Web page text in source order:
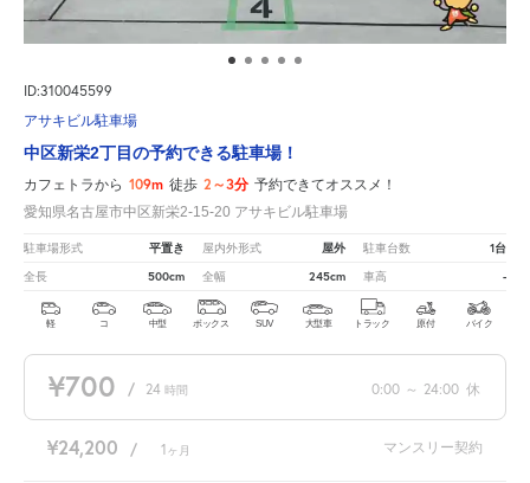
ID:310045599
アサキビル駐車場
中区新栄2丁目の予約できる駐車場！
カフェトラから 109m 徒歩 2～3分 予約できてオススメ！
愛知県名古屋市中区新栄2-15-20 アサキビル駐車場
駐車場形式 平置き 屋内外形式 屋外 駐車台数 1台
全長 500cm 全幅 245cm 車高 -
軽 コ 中型 ボックス SUV 大型車 トラック 原付 バイク
¥700 / 24 時間 0:00 ～ 24:00 休
¥24,200 / 1 ヶ月 マンスリー契約